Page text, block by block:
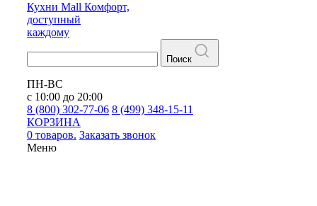
Кухни Mall Комфорт,
доступный
каждому
Поиск
ПН-ВС
с 10:00 до 20:00
8 (800) 302-77-06 8 (499) 348-15-11
КОРЗИНА
0 товаров. Заказать звонок
Меню